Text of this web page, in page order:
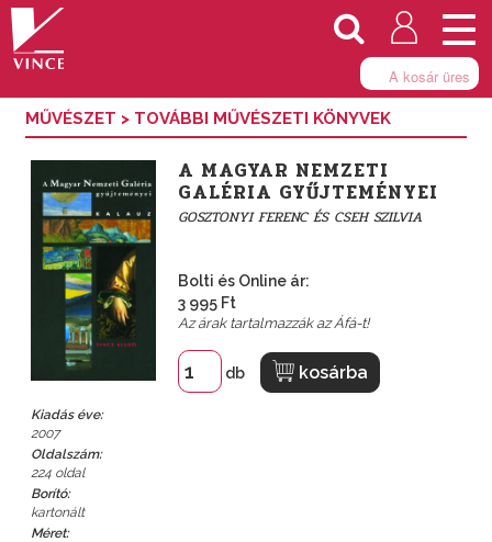
A kosár üres
MŰVÉSZET > TOVÁBBI MŰVÉSZETI KÖNYVEK
Kiadás éve:
2007
Oldalszám:
224 oldal
Borító:
kartonált
Méret:
A MAGYAR NEMZETI
GALÉRIA GYŰJTEMÉNYEI
GOSZTONYI FERENC ÉS CSEH SZILVIA
Bolti és Online ár:
3 995 Ft
Az árak tartalmazzák az Áfá-t!
db kosárba